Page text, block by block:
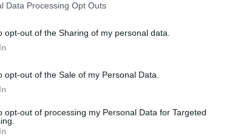
Data Processing Opt Outs
opt-out of the Sharing of my personal data.
opt-out of the Sale of my Personal Data.
opt-out of processing my Personal Data for Targeted
vacances) ?